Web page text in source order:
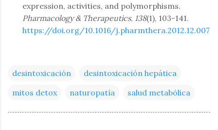
expression, activities, and polymorphisms.
Pharmacology & Therapeutics, 138(1), 103-141.
https://doi.org/10.1016/j.pharmthera.2012.12.007
desintoxicación
desintoxicación hepática
mitos detox
naturopatía salud metabólica